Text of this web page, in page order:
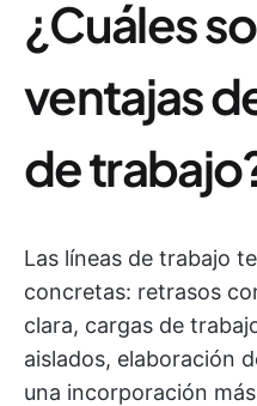
¿Cuáles
ventajas
de
Las líneas de trabajo
concretas: retrasos
clara, cargas de
aislados, elaboración
una incorporación